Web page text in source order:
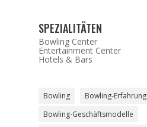
SPEZIALITÄTEN
Bowling Center
Entertainment Center
Hotels & Bars
Bowling
Bowling-Erfahrung
Bowling-Geschäftsmodelle